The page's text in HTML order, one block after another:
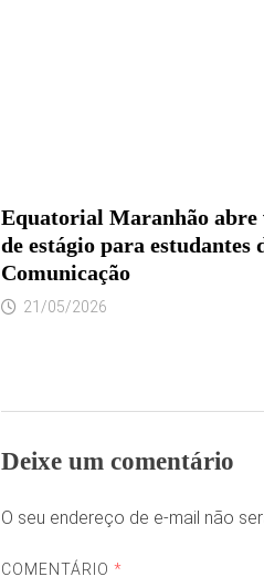
Equatorial Maranhão abre
de estágio para estudantes
Comunicação
21/05/2026
Deixe um comentário
O seu endereço de e-mail não
COMENTÁRIO*